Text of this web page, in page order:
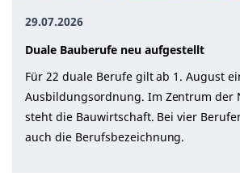
29.07.2026
Duale Bauberufe neu aufgestellt
Für 22 duale Berufe gilt ab 1. August
Ausbildungsordnung. Im Zentrum der
steht die Bauwirtschaft. Bei vier
auch die Berufsbezeichnung.